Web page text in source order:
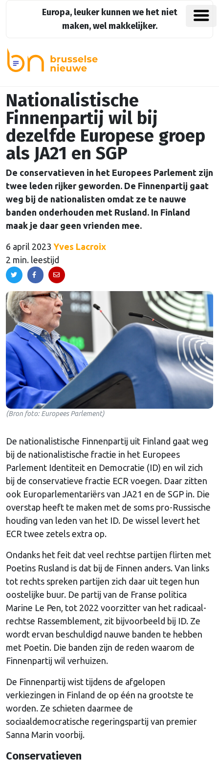
Europa, leuker kunnen we het niet
maken, wel makkelijker.
Nationalistische
Finnenpartij wil bij
dezelfde Europese groep
als JA21 en SGP
De conservatieven in het Europees Parlement zijn
twee leden rijker geworden. De Finnenpartij gaat
weg bij de nationalisten omdat ze te nauwe
banden onderhouden met Rusland. In Finland
maak je daar geen vrienden mee.
6 april 2023 Yves Lacroix
2 min. leestijd
(Bron foto: Europees Parlement)
De nationalistische Finnenpartij uit Finland gaat weg
bij de nationalistische fractie in het Europees
Parlement Identiteit en Democratie (ID) en wil zich
bij de conservatieve fractie ECR voegen. Daar zitten
ook Europarlementariërs van JA21 en de SGP in. Die
overstap heeft te maken met de soms pro-Russische
houding van leden van het ID. De wissel levert het
ECR twee zetels extra op.
Ondanks het feit dat veel rechtse partijen flirten met
Poetins Rusland is dat bij de Finnen anders. Van links
tot rechts spreken partijen zich daar uit tegen hun
oostelijke buur. De partij van de Franse politica
Marine Le Pen, tot 2022 voorzitter van het radicaal-
rechtse Rassemblement, zit bijvoorbeeld bij ID. Ze
wordt ervan beschuldigd nauwe banden te hebben
met Poetin. Die banden zijn de reden waarom de
Finnenpartij wil verhuizen.
De Finnenpartij wist tijdens de afgelopen
verkiezingen in Finland de op één na grootste te
worden. Ze schieten daarmee de
sociaaldemocratische regeringspartij van premier
Sanna Marin voorbij.
Conservatieven